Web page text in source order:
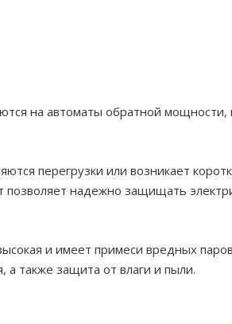
на автоматы обратной мощности,
перегрузки или возникает
позволяет надежно защищать
и имеет примеси вредных
а также защита от влаги и пыли.